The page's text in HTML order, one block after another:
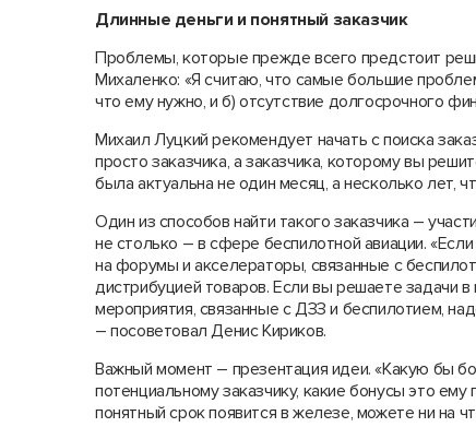
Длинные деньги и понятный заказчик
Проблемы, которые прежде всего предстоит
Михаленко: «Я считаю, что самые большие
что ему нужно, и б) отсутствие долгосрочного
Михаил Луцкий рекомендует начать с поиска
просто заказчика, а заказчика, которому вы
была актуальна не один месяц, а несколько лет,
Один из способов найти такого заказчика –
не столько – в сфере беспилотной авиации.
на форумы и акселераторы, связанные с
дистрибуцией товаров. Если вы решаете задачи в
мероприятия, связанные с ДЗЗ и беспилотием,
– посоветовал Денис Кириков.
Важный момент – презентация идеи. «Какую бы
потенциальному заказчику, какие бонусы это
понятный срок появится в железе, можете ни на